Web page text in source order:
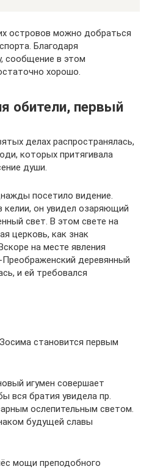
островов можно добраться
Благодаря
сообщение в этом
хорошо.
обители, первый
делах распространялась,
которых притягивала
души.
посетило видение.
он увидел озаряющий
свет. В этом свете на
церковь, как знак
на месте явления
деревянный
и ей требовался
становится первым
игумен совершает
вся братия увидела пр.
ослепительным светом.
будущей славы
мощи преподобного